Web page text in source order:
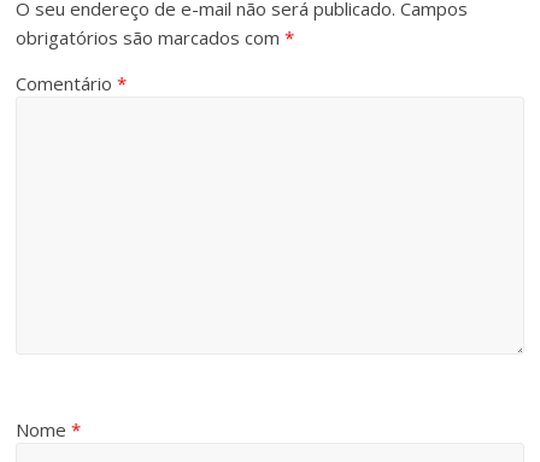
O seu endereço de e-mail não será publicado. Campos
obrigatórios são marcados com*
Comentário*
Nome*